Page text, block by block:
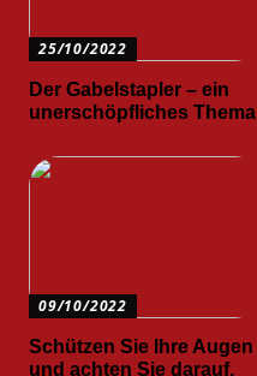
25/10/2022
Der Gabelstapler – ein
unerschöpfliches Thema
09/10/2022
Schützen Sie Ihre Augen
und achten Sie darauf,